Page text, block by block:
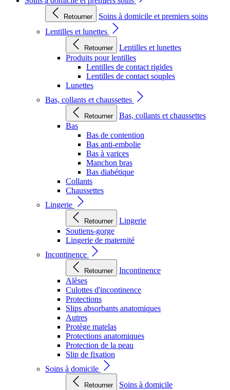
Retourner
Soins à domicile et premiers soins
Lentilles et lunettes
Retourner
Lentilles et lunettes
Produits pour lentilles
Lentilles de contact rigides
Lentilles de contact souples
Lunettes
Bas, collants et chaussettes
Retourner
Bas, collants et chaussettes
Bas
Bas de contention
Bas anti-embolie
Bas à varices
Manchon bras
Bas diabétique
Collants
Chaussettes
Lingerie
Retourner
Lingerie
Soutiens-gorge
Lingerie de maternité
Incontinence
Retourner
Incontinence
Alèses
Culottes d'incontinence
Protections
Slips absorbants anatomiques
Autres
Protège matelas
Protections anatomiques
Protection de la peau
Slip de fixation
Soins à domicile
Retourner
Soins à domicile